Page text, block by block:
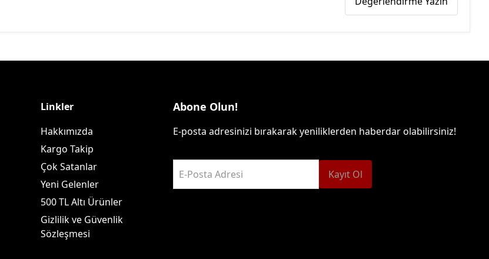
Linkler
Hakkımızda
Kargo Takip
Çok Satanlar
Yeni Gelenler
500 TL Altı Ürünler
Gizlilik ve Güvenlik
Sözleşmesi
Abone Olun!
E-posta adresinizi bırakarak yeniliklerden haberdar olabilirsiniz!
E-Posta Adresi Kayıt Ol